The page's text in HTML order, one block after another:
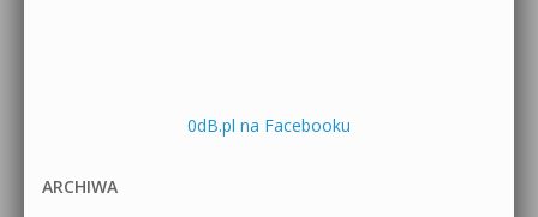
0dB.pl na Facebooku
ARCHIWA